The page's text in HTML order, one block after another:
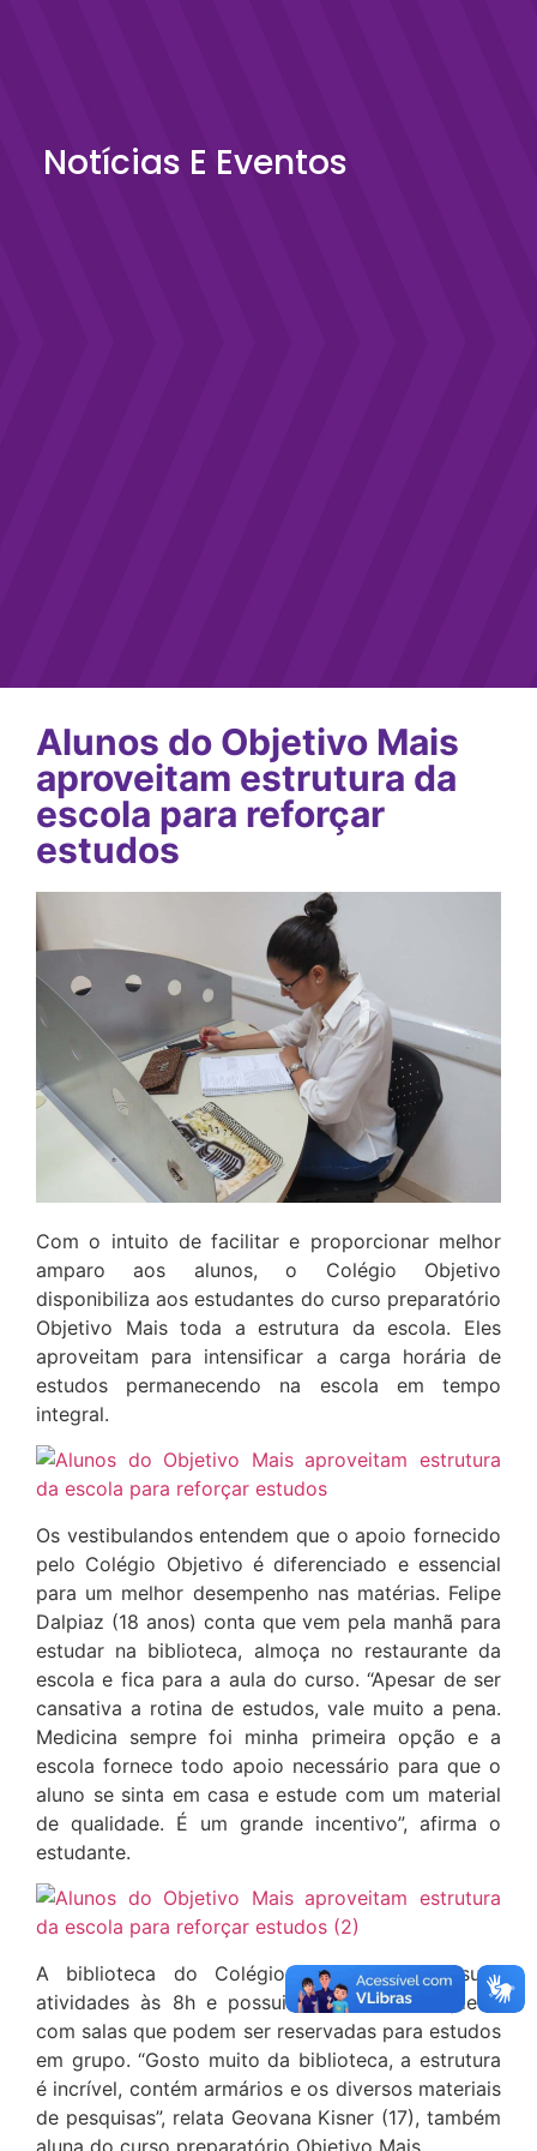
Notícias E Eventos
Alunos do Objetivo Mais
aproveitam estrutura da
escola para reforçar
estudos
Com o intuito de facilitar e proporcionar melhor
amparo aos alunos, o Colégio Objetivo
disponibiliza aos estudantes do curso preparatório
Objetivo Mais toda a estrutura da escola. Eles
aproveitam para intensificar a carga horária de
estudos permanecendo na escola em tempo
integral.
Os vestibulandos entendem que o apoio fornecido
pelo Colégio Objetivo é diferenciado e essencial
para um melhor desempenho nas matérias. Felipe
Dalpiaz (18 anos) conta que vem pela manhã para
estudar na biblioteca, almoça no restaurante da
escola e fica para a aula do curso. “Apesar de ser
cansativa a rotina de estudos, vale muito a pena.
Medicina sempre foi minha primeira opção e a
escola fornece todo apoio necessário para que o
aluno se sinta em casa e estude com um material
de qualidade. É um grande incentivo”, afirma o
estudante.
A biblioteca do Colégio Objetivo inicia suas
atividades às 8h e possui um acervo completo,
com salas que podem ser reservadas para estudos
em grupo. “Gosto muito da biblioteca, a estrutura
é incrível, contém armários e os diversos materiais
de pesquisas”, relata Geovana Kisner (17), também
aluna do curso preparatório Objetivo Mais.